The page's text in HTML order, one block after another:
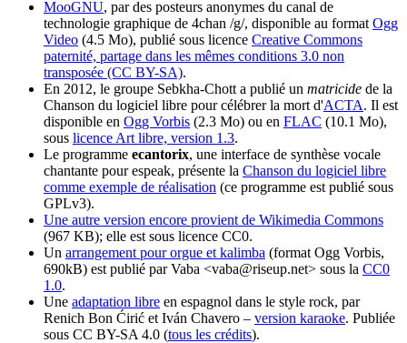
MooGNU, par des posteurs anonymes du canal de
technologie graphique de 4chan /g/, disponible au format Ogg
Video (4.5 Mo), publié sous licence Creative Commons
paternité, partage dans les mêmes conditions 3.0 non
transposée (CC BY-SA).
En 2012, le groupe Sebkha-Chott a publié un matricide de la
Chanson du logiciel libre pour célébrer la mort d'ACTA. Il est
disponible en Ogg Vorbis (2.3 Mo) ou en FLAC (10.1 Mo),
sous licence Art libre, version 1.3.
Le programme ecantorix, une interface de synthèse vocale
chantante pour espeak, présente la Chanson du logiciel libre
comme exemple de réalisation (ce programme est publié sous
GPLv3).
Une autre version encore provient de Wikimedia Commons
(967 KB); elle est sous licence CC0.
Un arrangement pour orgue et kalimba (format Ogg Vorbis,
690kB) est publié par Vaba <vaba@riseup.net> sous la CC0
1.0.
Une adaptation libre en espagnol dans le style rock, par
Renich Bon Ćirić et Iván Chavero – version karaoke. Publiée
sous CC BY-SA 4.0 (tous les crédits).